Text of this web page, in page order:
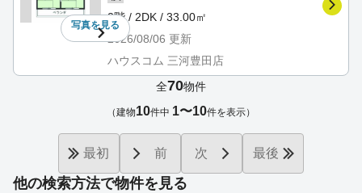
写真を見る
2階 / 2DK / 33.00㎡
2026/08/06 更新
ハウスコム 三河豊田店
他の検索方法で物件を見る
全70物件
（建物10件中 1〜10件を表示）
最初 前 次 最後